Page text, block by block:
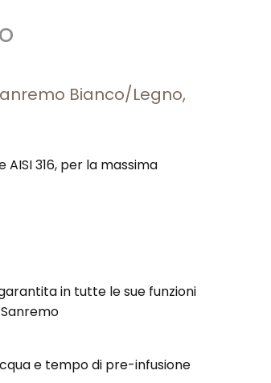
Bianco/Legno,
AISI 316, per la massima
in tutte le sue funzioni
e tempo di pre-infusione